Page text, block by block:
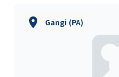
Gangi (PA)